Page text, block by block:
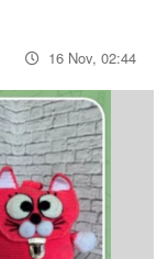
16 Nov, 02:44